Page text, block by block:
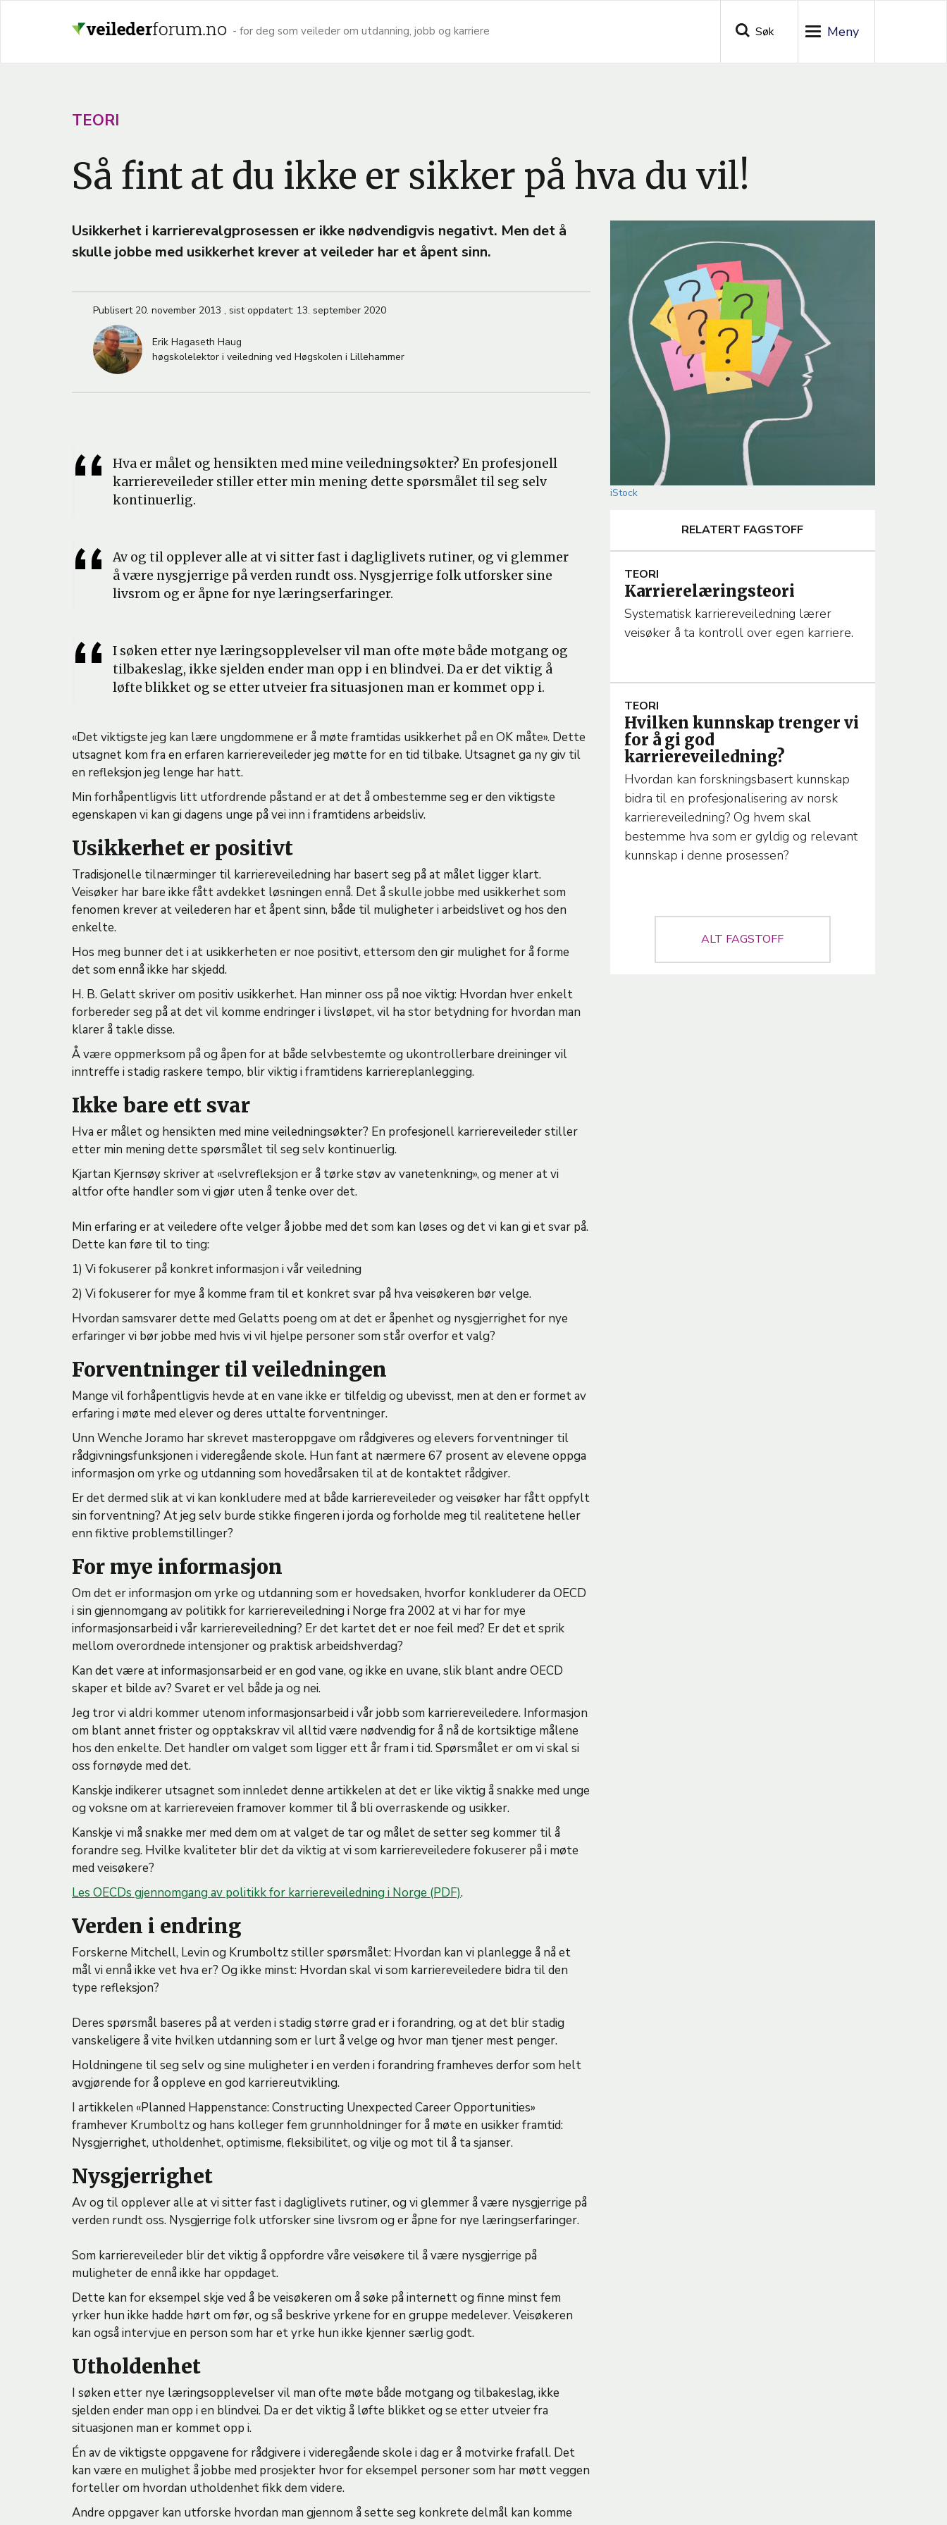
- for deg som veileder om utdanning, jobb og karriere Søk
Toggle
A
T
I
L
E
TEORI
Så fint at du ikke er sikker på hva du vil!
Usikkerhet i karrierevalgprosessen er ikke nødvendigvis negativt. Men det å
skulle jobbe med usikkerhet krever at veileder har et åpent sinn.
Publisert 20. november 2013 , sist oppdatert: 13. september 2020
Erik Hagaseth Haug
høgskolelektor i veiledning ved Høgskolen i Lillehammer
Hva er målet og hensikten med mine veiledningsøkter? En profesjonell
karriereveileder stiller etter min mening dette spørsmålet til seg selv
kontinuerlig.
Av og til opplever alle at vi sitter fast i dagliglivets rutiner, og vi glemmer
å være nysgjerrige på verden rundt oss. Nysgjerrige folk utforsker sine
livsrom og er åpne for nye læringserfaringer.
I søken etter nye læringsopplevelser vil man ofte møte både motgang og
tilbakeslag, ikke sjelden ender man opp i en blindvei. Da er det viktig å
løfte blikket og se etter utveier fra situasjonen man er kommet opp i.
«Det viktigste jeg kan lære ungdommene er å møte framtidas usikkerhet på en OK måte». Dette
utsagnet kom fra en erfaren karriereveileder jeg møtte for en tid tilbake. Utsagnet ga ny giv til
en refleksjon jeg lenge har hatt.
Min forhåpentligvis litt utfordrende påstand er at det å ombestemme seg er den viktigste
egenskapen vi kan gi dagens unge på vei inn i framtidens arbeidsliv.
Usikkerhet er positivt
Tradisjonelle tilnærminger til karriereveiledning har basert seg på at målet ligger klart.
Veisøker har bare ikke fått avdekket løsningen ennå. Det å skulle jobbe med usikkerhet som
fenomen krever at veilederen har et åpent sinn, både til muligheter i arbeidslivet og hos den
enkelte.
Hos meg bunner det i at usikkerheten er noe positivt, ettersom den gir mulighet for å forme
det som ennå ikke har skjedd.
H. B. Gelatt skriver om positiv usikkerhet. Han minner oss på noe viktig: Hvordan hver enkelt
forbereder seg på at det vil komme endringer i livsløpet, vil ha stor betydning for hvordan man
klarer å takle disse.
Å være oppmerksom på og åpen for at både selvbestemte og ukontrollerbare dreininger vil
inntreffe i stadig raskere tempo, blir viktig i framtidens karriereplanlegging.
Ikke bare ett svar
Hva er målet og hensikten med mine veiledningsøkter? En profesjonell karriereveileder stiller
etter min mening dette spørsmålet til seg selv kontinuerlig.
Kjartan Kjernsøy skriver at «selvrefleksjon er å tørke støv av vanetenkning», og mener at vi
altfor ofte handler som vi gjør uten å tenke over det.
Min erfaring er at veiledere ofte velger å jobbe med det som kan løses og det vi kan gi et svar på.
Dette kan føre til to ting:
1) Vi fokuserer på konkret informasjon i vår veiledning
2) Vi fokuserer for mye å komme fram til et konkret svar på hva veisøkeren bør velge.
Hvordan samsvarer dette med Gelatts poeng om at det er åpenhet og nysgjerrighet for nye
erfaringer vi bør jobbe med hvis vi vil hjelpe personer som står overfor et valg?
Forventninger til veiledningen
Mange vil forhåpentligvis hevde at en vane ikke er tilfeldig og ubevisst, men at den er formet av
erfaring i møte med elever og deres uttalte forventninger.
Unn Wenche Joramo har skrevet masteroppgave om rådgiveres og elevers forventninger til
rådgivningsfunksjonen i videregående skole. Hun fant at nærmere 67 prosent av elevene oppga
informasjon om yrke og utdanning som hovedårsaken til at de kontaktet rådgiver.
Er det dermed slik at vi kan konkludere med at både karriereveileder og veisøker har fått oppfylt
sin forventning? At jeg selv burde stikke fingeren i jorda og forholde meg til realitetene heller
enn fiktive problemstillinger?
For mye informasjon
Om det er informasjon om yrke og utdanning som er hovedsaken, hvorfor konkluderer da OECD
i sin gjennomgang av politikk for karriereveiledning i Norge fra 2002 at vi har for mye
informasjonsarbeid i vår karriereveiledning? Er det kartet det er noe feil med? Er det et sprik
mellom overordnede intensjoner og praktisk arbeidshverdag?
Kan det være at informasjonsarbeid er en god vane, og ikke en uvane, slik blant andre OECD
skaper et bilde av? Svaret er vel både ja og nei.
Jeg tror vi aldri kommer utenom informasjonsarbeid i vår jobb som karriereveiledere. Informasjon
om blant annet frister og opptakskrav vil alltid være nødvendig for å nå de kortsiktige målene
hos den enkelte. Det handler om valget som ligger ett år fram i tid. Spørsmålet er om vi skal si
oss fornøyde med det.
Kanskje indikerer utsagnet som innledet denne artikkelen at det er like viktig å snakke med unge
og voksne om at karriereveien framover kommer til å bli overraskende og usikker.
Kanskje vi må snakke mer med dem om at valget de tar og målet de setter seg kommer til å
forandre seg. Hvilke kvaliteter blir det da viktig at vi som karriereveiledere fokuserer på i møte
med veisøkere?
Les OECDs gjennomgang av politikk for karriereveiledning i Norge (PDF).
Verden i endring
Forskerne Mitchell, Levin og Krumboltz stiller spørsmålet: Hvordan kan vi planlegge å nå et
mål vi ennå ikke vet hva er? Og ikke minst: Hvordan skal vi som karriereveiledere bidra til den
type refleksjon?
Deres spørsmål baseres på at verden i stadig større grad er i forandring, og at det blir stadig
vanskeligere å vite hvilken utdanning som er lurt å velge og hvor man tjener mest penger.
Holdningene til seg selv og sine muligheter i en verden i forandring framheves derfor som helt
avgjørende for å oppleve en god karriereutvikling.
I artikkelen «Planned Happenstance: Constructing Unexpected Career Opportunities»
framhever Krumboltz og hans kolleger fem grunnholdninger for å møte en usikker framtid:
Nysgjerrighet, utholdenhet, optimisme, fleksibilitet, og vilje og mot til å ta sjanser.
Nysgjerrighet
Av og til opplever alle at vi sitter fast i dagliglivets rutiner, og vi glemmer å være nysgjerrige på
verden rundt oss. Nysgjerrige folk utforsker sine livsrom og er åpne for nye læringserfaringer.
Som karriereveileder blir det viktig å oppfordre våre veisøkere til å være nysgjerrige på
muligheter de ennå ikke har oppdaget.
Dette kan for eksempel skje ved å be veisøkeren om å søke på internett og finne minst fem
yrker hun ikke hadde hørt om før, og så beskrive yrkene for en gruppe medelever. Veisøkeren
kan også intervjue en person som har et yrke hun ikke kjenner særlig godt.
Utholdenhet
I søken etter nye læringsopplevelser vil man ofte møte både motgang og tilbakeslag, ikke
sjelden ender man opp i en blindvei. Da er det viktig å løfte blikket og se etter utveier fra
situasjonen man er kommet opp i.
Én av de viktigste oppgavene for rådgivere i videregående skole i dag er å motvirke frafall. Det
kan være en mulighet å jobbe med prosjekter hvor for eksempel personer som har møtt veggen
forteller om hvordan utholdenhet fikk dem videre.
Andre oppgaver kan utforske hvordan man gjennom å sette seg konkrete delmål kan komme
iStock
RELATERT FAGSTOFF
A
R
T
C
E
M
A
TEORI
Karrierelæringsteori
Systematisk karriereveiledning lærer
veisøker å ta kontroll over egen karriere.
A
R
T
I
C
L
E
T
E
M
TEORI
Hvilken kunnskap trenger vi
for å gi god
karriereveiledning?
Hvordan kan forskningsbasert kunnskap
bidra til en profesjonalisering av norsk
karriereveiledning? Og hvem skal
bestemme hva som er gyldig og relevant
kunnskap i denne prosessen?
ALT FAGSTOFF